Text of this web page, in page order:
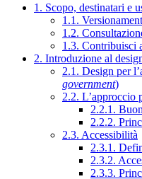
1. Scopo, destinatari e
1.1.
1.2.
1.3. Contribuisci
2. Introduzione al
2.1. Design per
government)
2.2. L’approccio
2.2.1.
2.2.2.
2.3. Accessibilità
2.3.1.
2.3.2.
2.3.3.